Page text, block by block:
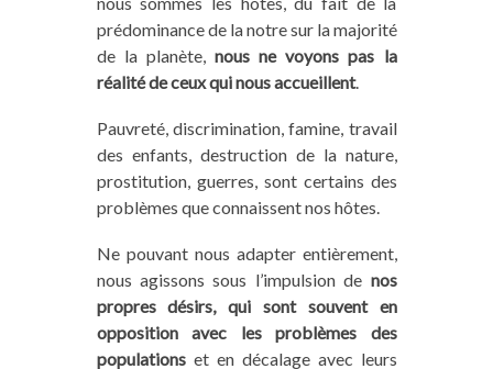
prédominance de la notre sur la majorité
de la planète, nous ne voyons pas la
réalité de ceux qui nous accueillent.
Pauvreté, discrimination, famine, travail
des enfants, destruction de la nature,
prostitution, guerres, sont certains des
problèmes que connaissent nos hôtes.
Ne pouvant nous adapter entièrement,
nous agissons sous l’impulsion de nos
propres désirs, qui sont souvent en
opposition avec les problèmes des
populationset en décalage avec leurs